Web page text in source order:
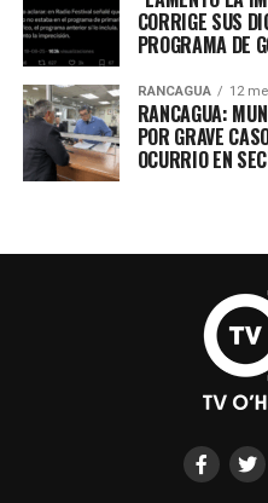
CORRIGE SUS
PROGRAMA DE
RANCAGUA 12
RANCAGUA:
POR GRAVE
OCURRIO EN